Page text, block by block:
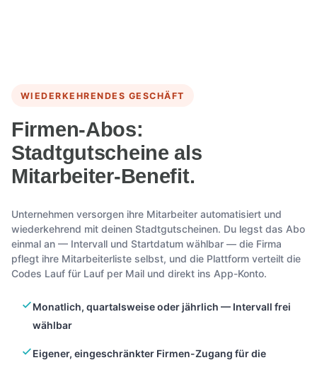
WIEDERKEHRENDES GESCHÄFT
Firmen-Abos:
Stadtgutscheine als
Mitarbeiter-Benefit.
Unternehmen versorgen ihre Mitarbeiter automatisiert und
wiederkehrend mit deinen Stadtgutscheinen. Du legst das Abo
einmal an — Intervall und Startdatum wählbar — die Firma
pflegt ihre Mitarbeiterliste selbst, und die Plattform verteilt die
Codes Lauf für Lauf per Mail und direkt ins App-Konto.
Monatlich, quartalsweise oder jährlich — Intervall frei
wählbar
Eigener, eingeschränkter Firmen-Zugang für die